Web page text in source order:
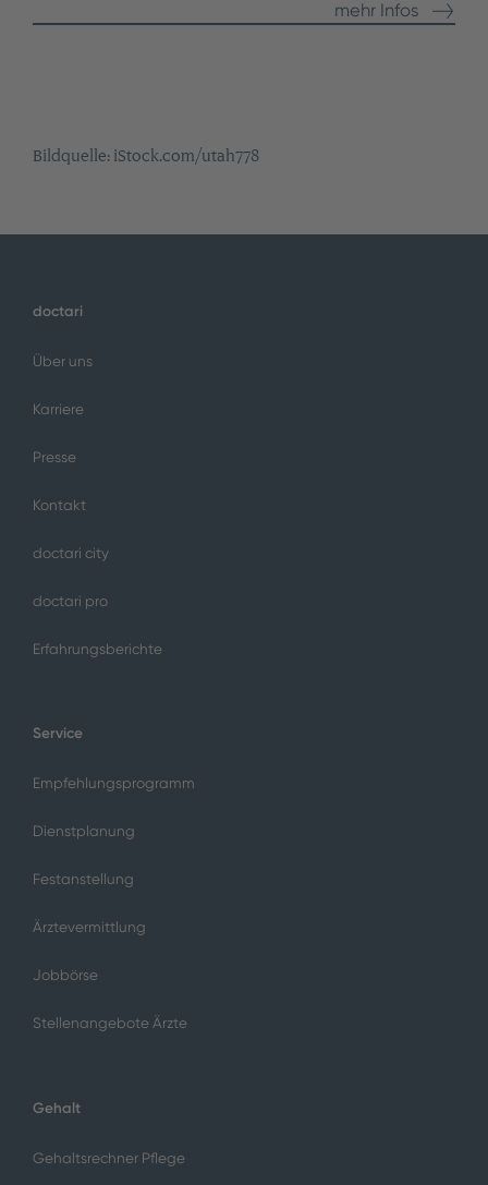
mehr Infos
Bildquelle: iStock.com/utah778
doctari
Über uns
Karriere
Presse
Kontakt
doctari city
doctari pro
Erfahrungsberichte
Service
Empfehlungsprogramm
Dienstplanung
Festanstellung
Ärztevermittlung
Jobbörse
Stellenangebote Ärzte
Gehalt
Gehaltsrechner Pflege